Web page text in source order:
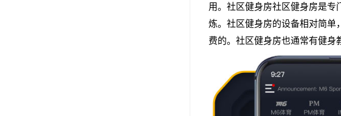
用。社区健身房社区健身房是
炼。社区健身房的设备相对简单
费的。社区健身房也通常有健身